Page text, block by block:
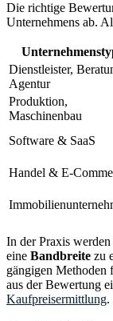
Die richtige
Unternehmens ab.
Dienstleister,
Agentur
Produktion,
Maschinenbau
Software & SaaS
Handel & E-
In der Praxis
eine Bandbreite zu
gängigen Methoden
aus der Bewertung
Kaufpreisermittlung.